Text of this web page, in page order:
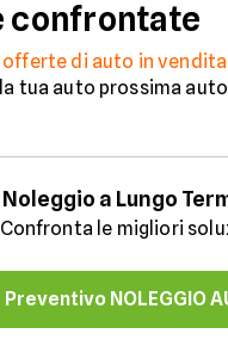
confrontate
offerte di auto in vendita
tua auto prossima
Noleggio a Lungo
Confronta le migliori
Preventivo NOLEGGIO